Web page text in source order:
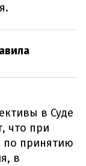
в Суде
что при
по принятию
в